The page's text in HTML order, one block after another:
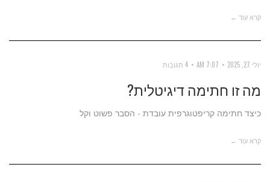
קרא עוד ←
יולי 27, 2025 7:07 AM 4 תגובות
מה זו חתימה דיגיטלית?
כיצד חתימה קריפטוגרפית עובדת - הסבר פשוט וקל
קרא עוד ←